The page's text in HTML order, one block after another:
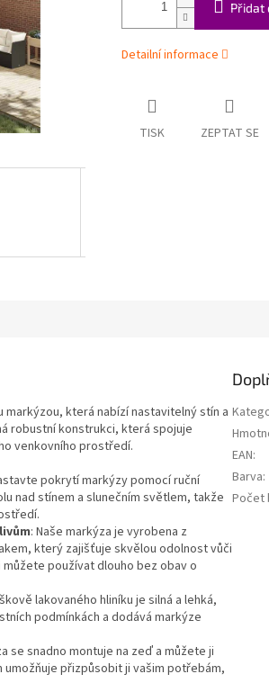
Přidat
Detailní informace
TISK ZEPTAT SE
která nabízí nastavitelný stín a
robustní konstrukci, která spojuje
venkovního prostředí.
pokrytí markýzy pomocí ruční
nad stínem a slunečním světlem, takže
: Naše markýza je vyrobena z
který zajišťuje skvělou odolnost vůči
používat dlouho bez obav o
lakovaného hliníku je silná a lehká,
podmínkách a dodává markýze
se snadno montuje na zeď a můžete ji
přizpůsobit ji vašim potřebám,
EAN:
Barva:
Počet